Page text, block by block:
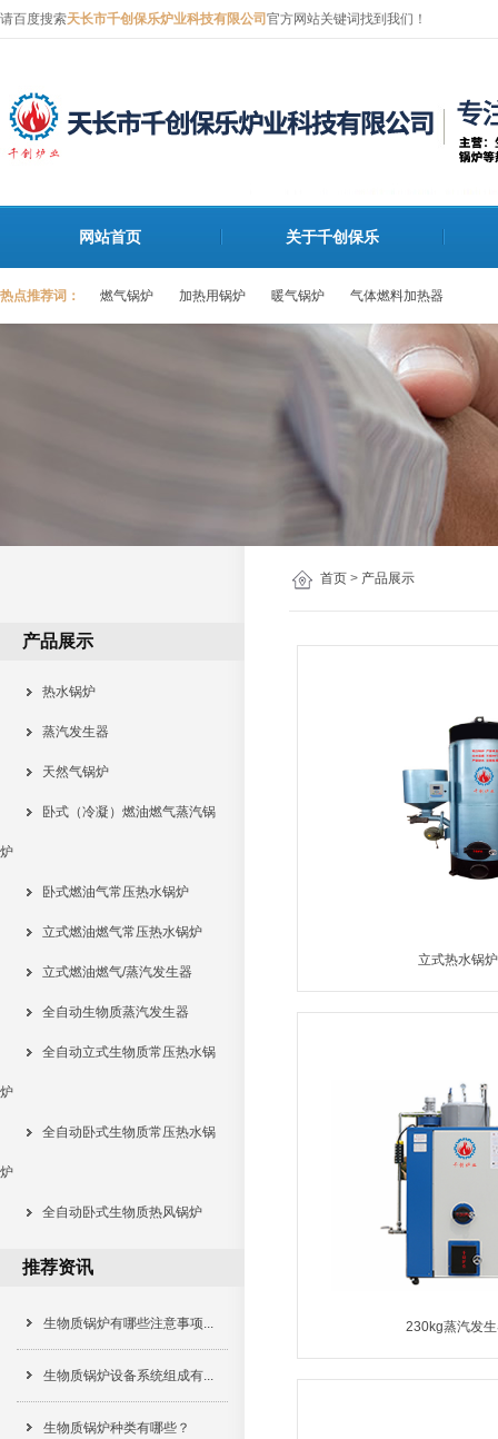
请百度搜索天长市千创保乐炉业科技有限公司 官方网站关键词找到我们！
网站首页 关于千创保乐
热点推荐词： 燃气锅炉 加热用锅炉 暖气锅炉 气体燃料加热器
首页 > 产品展示
产品展示
热水锅炉
蒸汽发生器
天然气锅炉
卧式（冷凝）燃油燃气蒸汽锅
炉
卧式燃油气常压热水锅炉
立式燃油燃气常压热水锅炉
立式燃油燃气/蒸汽发生器
全自动生物质蒸汽发生器
全自动立式生物质常压热水锅
炉
全自动卧式生物质常压热水锅
炉
全自动卧式生物质热风锅炉
推荐资讯
生物质锅炉有哪些注意事项...
生物质锅炉设备系统组成有...
生物质锅炉种类有哪些？
立式热水锅炉
MORE
230kg蒸汽发
MORE